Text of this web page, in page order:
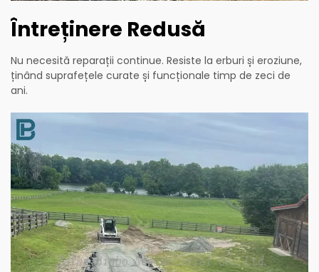
Întreținere Redusă
Nu necesită reparații continue. Resiste la erburi și eroziune,
ținând suprafețele curate și funcționale timp de zeci de
ani.